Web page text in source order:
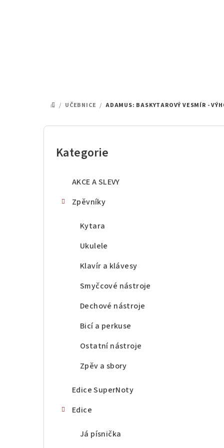
DOMŮ
/ UČEBNICE / ADAMUS: BASKYTAROVÝ VESMÍR -
P
Přeskočit
Kategorie
AKCE A SLEVY
Zpěvníky
Kytara
Ukulele
Klavír a klávesy
Smyčcové nástroje
Dechové nástroje
Bicí a perkuse
Ostatní nástroje
Zpěv a sbory
Edice SuperNoty
Edice
Já písnička